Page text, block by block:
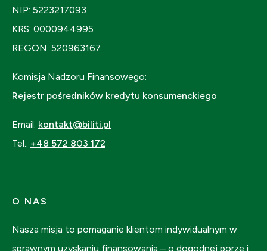
NIP: 5223217093
KRS: 0000944995
REGON: 520963167
Komisja Nadzoru Finansowego:
Rejestr pośredników kredytu konsumenckiego
Email: kontakt@biliti.pl
Tel.: +48 572 803 172
O NAS
Nasza misja to pomaganie klientom indywidualnym w
sprawnym uzyskaniu finansowania – o dogodnej porze i